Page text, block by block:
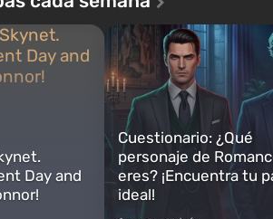
Day and
Cuestionario: ¿Qué
personaje de
eres? ¡Encuentra tu
ideal!